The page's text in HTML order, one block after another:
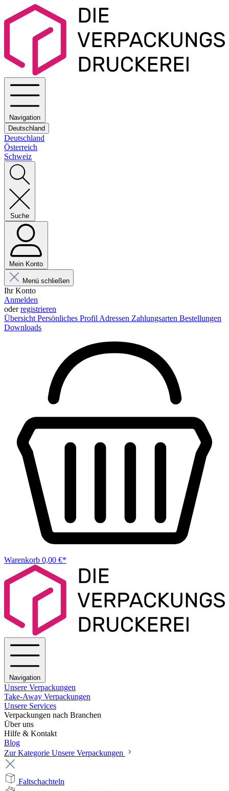
Navigation
Deutschland
Deutschland
Österreich
Schweiz
Suche
Mein Konto
Menü schließen
Ihr Konto
Anmelden
oderregistrieren
Übersicht Persönliches Profil Adressen Zahlungsarten Bestellungen
Downloads
Warenkorb 0,00 €*
Navigation
Unsere Verpackungen
Take-Away Verpackungen
Unsere Services
Verpackungen nach Branchen
Über uns
Hilfe & Kontakt
Blog
Zur Kategorie Unsere Verpackungen
Faltschachteln